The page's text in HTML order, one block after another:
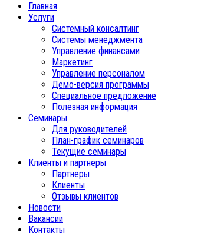
Главная
Услуги
Системный консалтинг
Системы менеджмента
Управление финансами
Маркетинг
Управление персоналом
Демо-версия программы
Специальное предложение
Полезная информация
Семинары
Для руководителей
План-график семинаров
Текущие семинары
Клиенты и партнеры
Партнеры
Клиенты
Отзывы клиентов
Новости
Вакансии
Контакты